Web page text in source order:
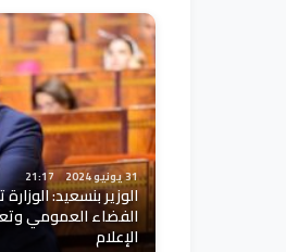
31 يونيو 2024 21:17
الوزير بنسعيد:
الفضاء العمومي
الإعلام